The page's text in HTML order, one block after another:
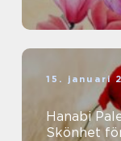
15. januari
Hanabi
Skönhet